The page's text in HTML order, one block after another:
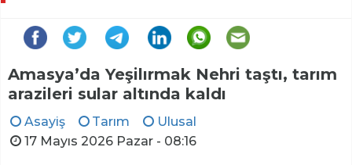
Amasya’da Yeşilırmak Nehri taştı, tarım
arazileri sular altında kaldı
Asayiş Tarım
Ulusal
17 Mayıs 2026 Pazar - 08:16